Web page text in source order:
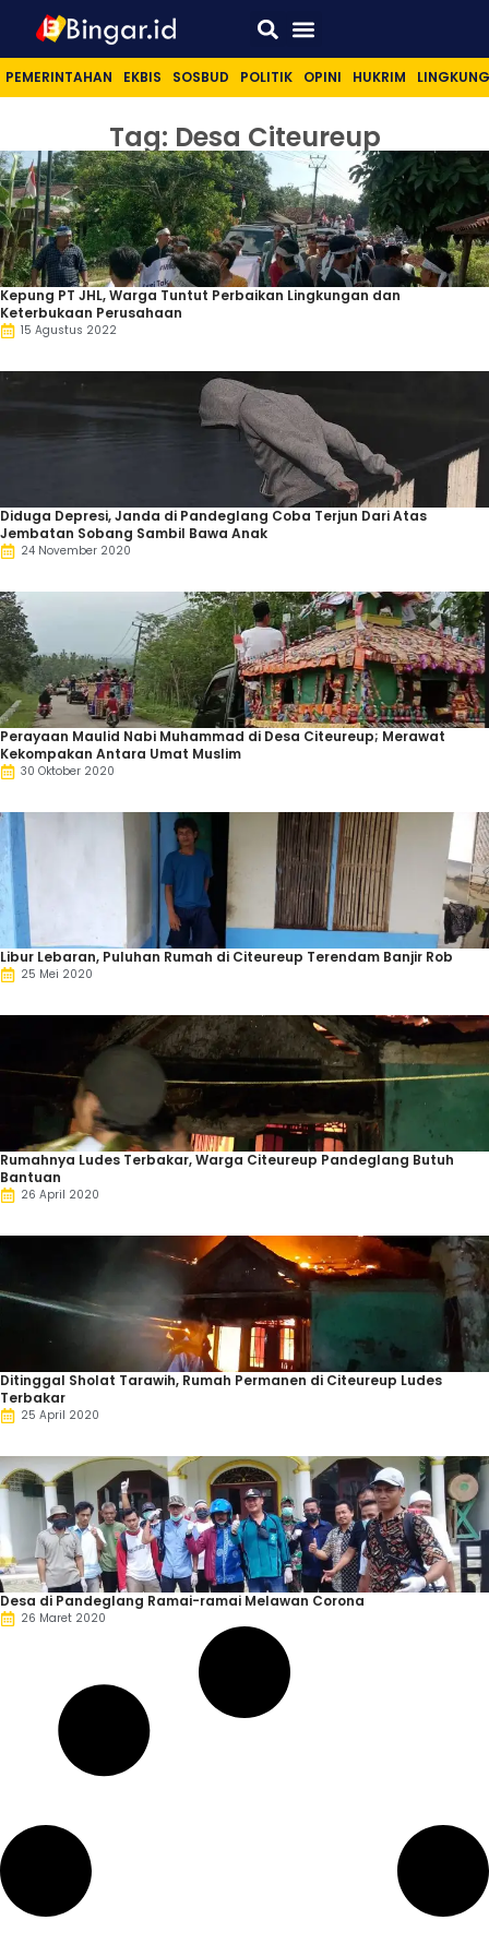
PEMERINTAHAN EKBIS SOSBUD POLITIK OPINI HUKRIM
Tag: Desa Citeureup
Kepung PT JHL, Warga Tuntut Perbaikan Lingkungan dan
Keterbukaan Perusahaan
15 Agustus 2022
Diduga Depresi, Janda di Pandeglang Coba Terjun Dari Atas
Jembatan Sobang Sambil Bawa Anak
24 November 2020
Perayaan Maulid Nabi Muhammad di Desa Citeureup; Merawat
Kekompakan Antara Umat Muslim
30 Oktober 2020
Libur Lebaran, Puluhan Rumah di Citeureup Terendam Banjir Rob
25 Mei 2020
Rumahnya Ludes Terbakar, Warga Citeureup Pandeglang Butuh
Bantuan
26 April 2020
Ditinggal Sholat Tarawih, Rumah Permanen di Citeureup Ludes
Terbakar
25 April 2020
Desa di Pandeglang Ramai-ramai Melawan Corona
26 Maret 2020